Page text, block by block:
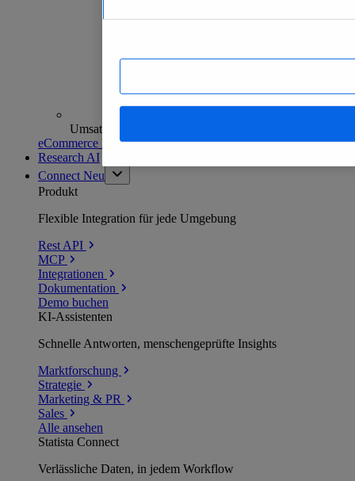
Umsatzanalysen und -prognosen
eCommerce Insights entdecken
Research AI
Connect Neu
Produkt
Flexible Integration für jede Umgebung
Rest API
MCP
Integrationen
Dokumentation
Demo buchen
KI-Assistenten
Schnelle Antworten, menschengeprüfte Insights
Marktforschung
Strategie
Marketing & PR
Sales
Alle ansehen
Statista Connect
Verlässliche Daten, in jedem Workflow